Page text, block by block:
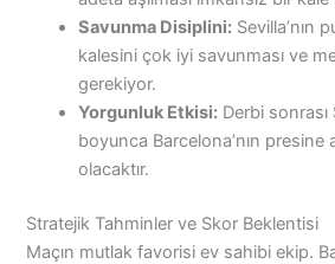
Savunma Disiplini: Sevilla’nın
kalesini çok iyi savunması ve
gerekiyor.
Yorgunluk Etkisi: Derbi sonrası
boyunca Barcelona’nın presine
olacaktır.
Stratejik Tahminler ve Skor Beklentisi
Maçın mutlak favorisi ev sahibi ekip.